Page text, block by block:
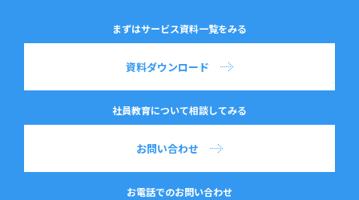
まずはサービス資料一覧をみる
資料ダウンロード
社員教育について相談してみる
お問い合わせ
お電話でのお問い合わせ